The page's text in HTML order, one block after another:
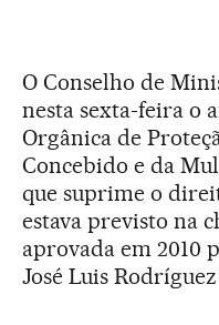
O Conselho de
nesta sexta-feira o
Orgânica de
Concebido e da
que suprime o
estava previsto na
aprovada em 2010
José Luis